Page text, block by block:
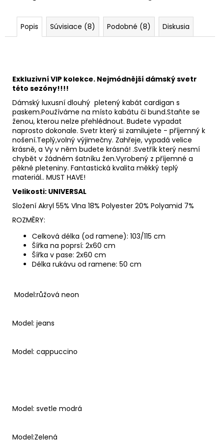
Popis Súvisiace (8) Podobné (8) Diskusia
Exkluzivní VIP kolekce. Nejmódnější dámský svetr
této sezóny!!!!
Dámský luxusní dlouhý pletený kabát cardigan s
paskem.Používáme na místo kabátu či bund.Staňte se
ženou, kterou nelze přehlédnout. Budete vypadat
naprosto dokonale. Svetr který si zamilujete - příjemný k
nošení.Teplý,volný výjimečny. Zahřeje, vypadá velice
krásně, a Vy v něm budete krásná! .Svetřík který nesmí
chybět v žádném šatníku žen.Vyrobený z příjemné a
pěkné pleteniny. Fantastická kvalita měkký teplý
materiál.. MUST HAVE!
Velikosti: UNIVERSAL
Složení Akryl 55% Vlna 18% Polyester 20% Polyamid 7%
ROZMĚRY:
Celková délka (od ramene): 103/115 cm
Šířka na poprsí: 2x60 cm
Šířka v pase: 2x60 cm
Délka rukávu od ramene: 50 cm
Model:růžová neon
Model: jeans
Model: cappuccino
Model: svetle modrá
Model:Zelená